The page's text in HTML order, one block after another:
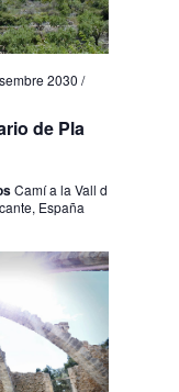
de Pla
2030 /
Camí a la Vall d
España